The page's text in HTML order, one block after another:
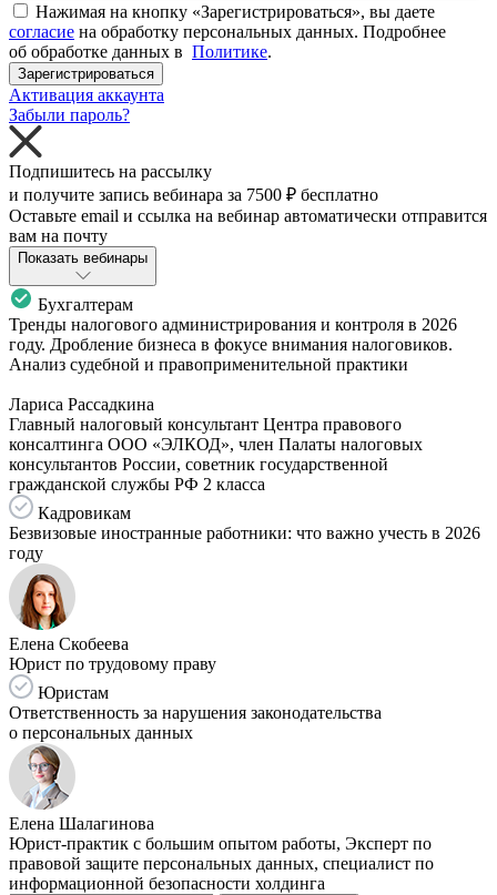
Нажимая на кнопку «Зарегистрироваться», вы даете
согласие на обработку персональных данных. Подробнее
об обработке данных в Политике.
Зарегистрироваться
Активация аккаунта
Забыли пароль?
Подпишитесь на рассылку
и получите запись вебинара за 7500 ₽ бесплатно
Оставьте email и ссылка на вебинар автоматически отправится
вам на почту
Показать вебинары
Бухгалтерам
Тренды налогового администрирования и контроля в 2026
году. Дробление бизнеса в фокусе внимания налоговиков.
Анализ судебной и правоприменительной практики
Лариса Рассадкина
Главный налоговый консультант Центра правового
консалтинга ООО «ЭЛКОД», член Палаты налоговых
консультантов России, советник государственной
гражданской службы РФ 2 класса
Кадровикам
Безвизовые иностранные работники: что важно учесть в 2026
году
Елена Скобеева
Юрист по трудовому праву
Юристам
Ответственность за нарушения законодательства
о персональных данных
Елена Шалагинова
Юрист-практик с большим опытом работы, Эксперт по
правовой защите персональных данных, специалист по
информационной безопасности холдинга